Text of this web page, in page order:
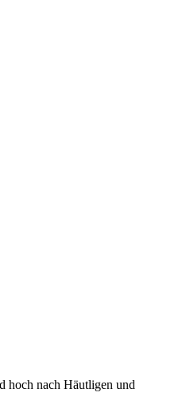
hoch nach Häutligen und